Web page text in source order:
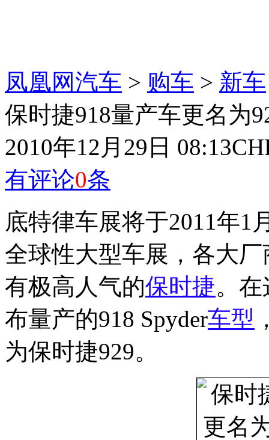
凤凰网汽车 > 购车 > 新车
保时捷918量产车更名为
2010年12月29日 08:13
有评论0条
底特律车展将于2011年1
全球性大型车展，各大
有极高人气的保时捷。
布量产的918 Spyder车型
为保时捷929。